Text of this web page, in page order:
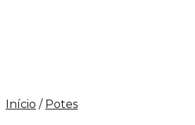
Início / Potes